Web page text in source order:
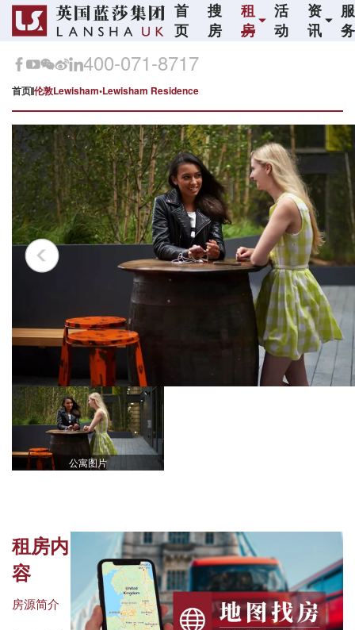
首
页
搜
房
租
房
活
动
资
讯
服
务
400-071-8717
首页 伦敦Lewisham•Lewisham Residence
公寓图片
租房内
容
房源简介